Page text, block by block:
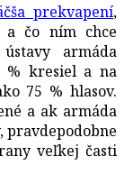
prekvapení,
čo ním chce
armáda
% kresiel a na
75 % hlasov.
a ak armáda
pravdepodobne
veľkej časti